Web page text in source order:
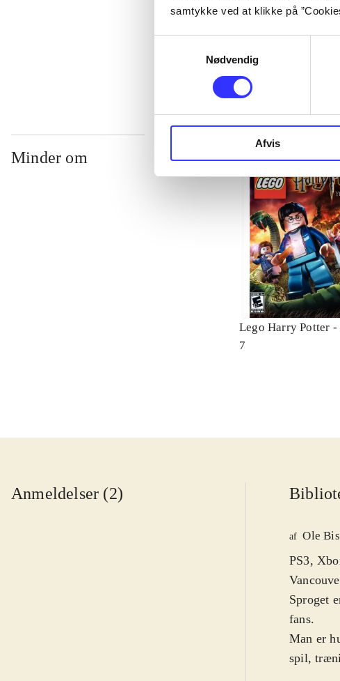
samtykke ved at klikke på
Nødvendig
Afvis
...
Minder om
Lego Harry Potter -
7
Anmeldelser (2)
af Ole
PS3,
Sproget
fans.
Man er
spil,